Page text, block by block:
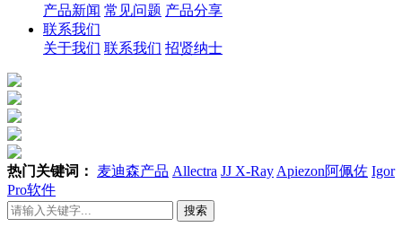
产品新闻 常见问题 产品分享
联系我们
关于我们 联系我们 招贤纳士
热门关键词： 麦迪森产品 Allectra JJ X-Ray Apiezon阿佩佐 Igor
Pro软件
搜索